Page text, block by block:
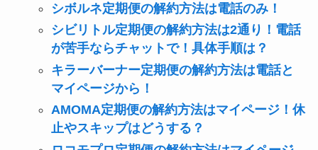
シボルネ定期便の解約方法は電話のみ！
シビリトル定期便の解約方法は2通り！電話
が苦手ならチャットで！具体手順は？
キラーバーナー定期便の解約方法は電話と
マイページから！
AMOMA定期便の解約方法はマイページ！休
止やスキップはどうする？